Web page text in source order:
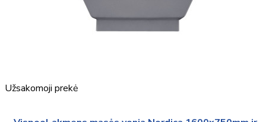
Užsakomoji prekė